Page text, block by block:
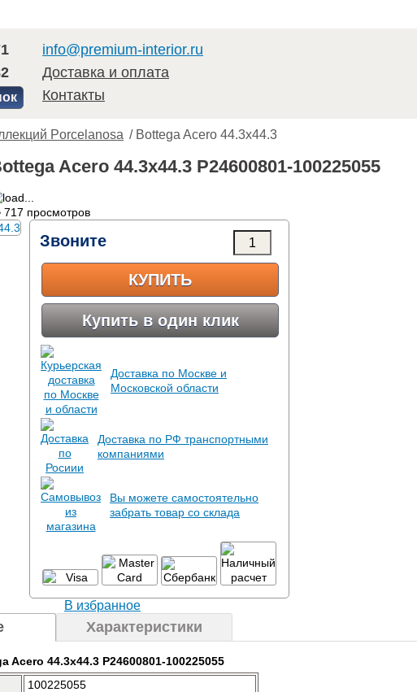
info@premium-interior.ru
Доставка и оплата
Контакты
Porcelanosa / Bottega Acero 44.3x44.3
Acero 44.3x44.3 P24600801-100225055
просмотров
Звоните
КУПИТЬ
Купить в один клик
Доставка по Москве и
Московской области
Доставка по РФ транспортными
компаниями
Вы можете самостоятельно
забрать товар со склада
В избранное
Характеристики
Acero 44.3x44.3 P24600801-100225055
100225055